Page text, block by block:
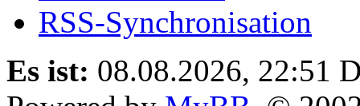
RSS-Synchronisation
Es ist: 08.08.2026, 22:51